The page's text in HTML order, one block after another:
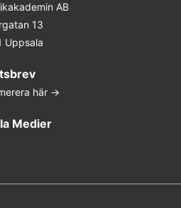
AB
13
Uppsala
här ->
Medier